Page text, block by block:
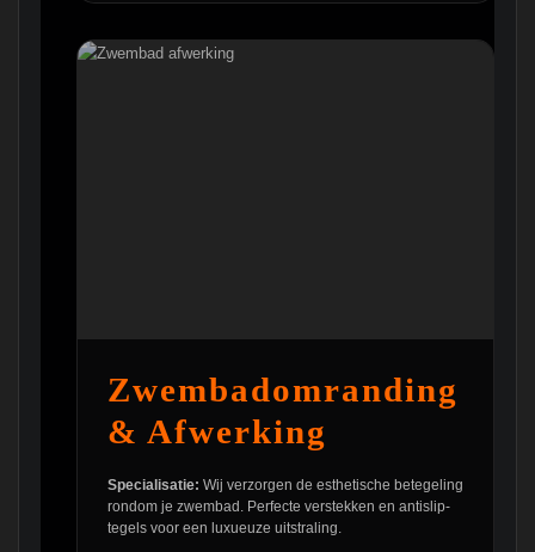
Zwembadomranding
& Afwerking
Specialisatie: Wij verzorgen de esthetische betegeling
rondom je zwembad. Perfecte verstekken en antislip-
tegels voor een luxueuze uitstraling.